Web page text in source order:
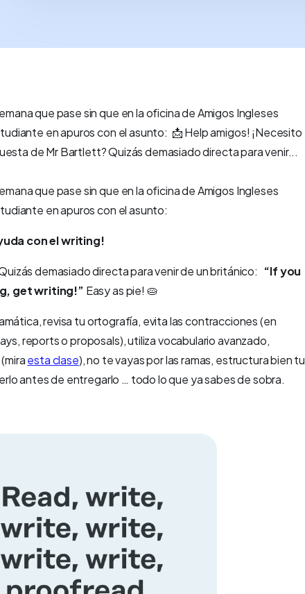
que pase sin que en la oficina de Amigos Ingleses
en apuros con el asunto: 📩 Help amigos! ¡Necesito
de Mr Bartlett? Quizás demasiado directa para venir...
que pase sin que en la oficina de Amigos Ingleses
en apuros con el asunto:
con el writing!
demasiado directa para venir de un británico: “If you
get writing!” Easy as pie! 🥧
revisa tu ortografía, evita las contracciones (en
reports o proposals), utiliza vocabulario avanzado,
esta clase), no te vayas por las ramas, estructura bien tu
antes de entregarlo … todo lo que ya sabes de sobra.